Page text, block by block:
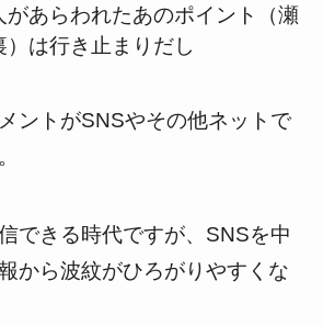
があらわれたあのポイント（瀬
）は行き止まりだし
ントがSNSやその他ネットで
できる時代ですが、SNSを中
から波紋がひろがりやすくな